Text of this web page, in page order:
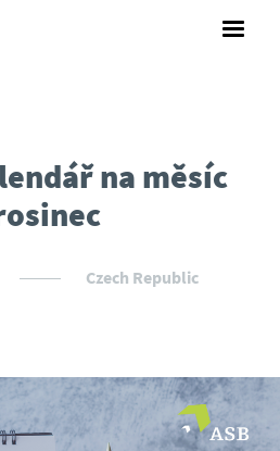
na měsíc
Czech Republic